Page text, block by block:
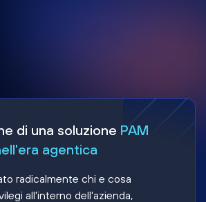
di una soluzione PAM
agentica
radicalmente chi e cosa
all'interno dell'azienda,